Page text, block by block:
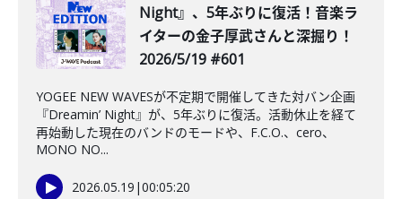
Night』、5年ぶりに復活！音楽ラ
イターの金子厚武さんと深掘り！
2026/5/19 #601
YOGEE NEW WAVESが不定期で開催してきた対バン企画
『Dreamin’ Night』が、5年ぶりに復活。活動休止を経て
再始動した現在のバンドのモードや、F.C.O.、cero、
MONO NO...
2026.05.19 |00:05:20